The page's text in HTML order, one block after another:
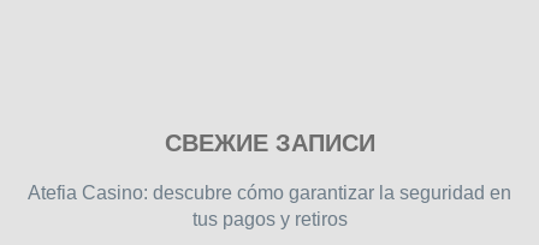
free
СВЕЖИЕ ЗАПИСИ
Atefia Casino: descubre cómo garantizar la seguridad en
tus pagos y retiros